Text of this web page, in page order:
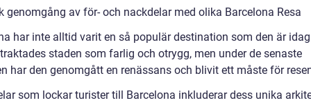
genomgång av för- och nackdelar med olika Barcelona Resa
har inte alltid varit en så populär destination som den är
staden som farlig och otrygg, men under de senaste
har den genomgått en renässans och blivit ett måste för
som lockar turister till Barcelona inkluderar dess unika